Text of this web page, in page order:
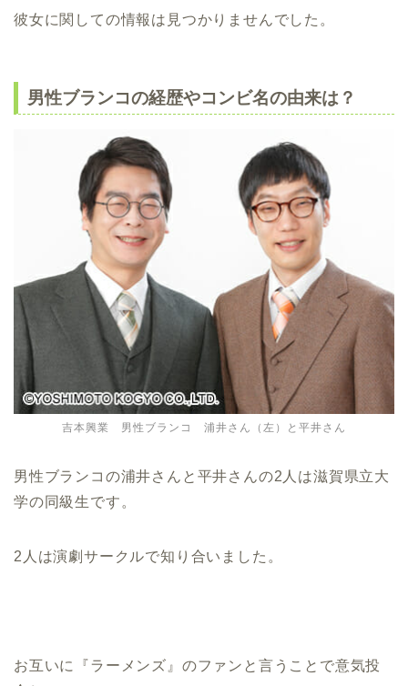
彼女に関しての情報は見つかりませんでした。
男性ブランコの経歴やコンビ名の由来は？
吉本興業 男性ブランコ 浦井さん（左）と平井さん
男性ブランコの浦井さんと平井さんの2人は滋賀県立大
学の同級生です。
2人は演劇サークルで知り合いました。
お互いに『ラーメンズ』のファンと言うことで意気投